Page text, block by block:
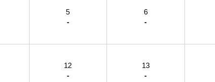
5
-
6
-
12
-
13
-